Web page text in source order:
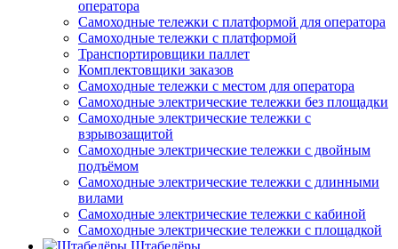
оператора
Самоходные тележки с платформой для оператора
Самоходные тележки с платформой
Транспортировщики паллет
Комплектовщики заказов
Самоходные тележки с местом для оператора
Самоходные электрические тележки без площадки
Самоходные электрические тележки с
взрывозащитой
Самоходные электрические тележки с двойным
подъёмом
Самоходные электрические тележки с длинными
вилами
Самоходные электрические тележки с кабиной
Самоходные электрические тележки с площадкой
Штабелёры